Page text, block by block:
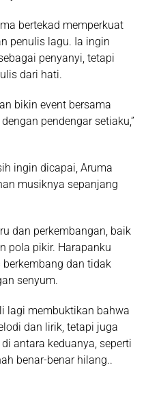
bertekad memperkuat
penulis lagu. Ia ingin
penyanyi, tetapi
dari hati.
bikin event bersama
pendengar setiaku,”
ingin dicapai, Aruma
musiknya sepanjang
dan perkembangan, baik
pola pikir. Harapanku
berkembang dan tidak
senyum.
lagi membuktikan bahwa
dan lirik, tetapi juga
antara keduanya, seperti
benar-benar hilang..